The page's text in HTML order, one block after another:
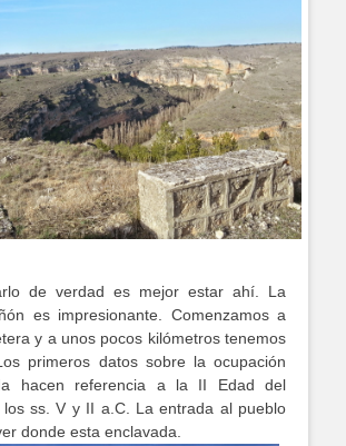
de verdad es mejor estar ahí. La
es impresionante. Comenzamos a
y a unos pocos kilómetros tenemos
primeros datos sobre la ocupación
hacen referencia a la II Edad del
los ss. V y II a.C. La entrada al pueblo
donde esta enclavada.